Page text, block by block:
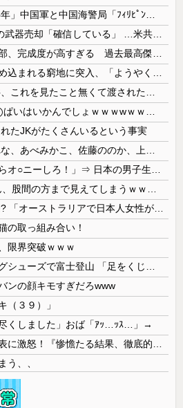
たJKがたくさんいるという事実
の取っ組み合い！
限界突破ｗｗｗ
ンの顔キモすぎだろwww
（３９）」
くしました」おば「ｱｯ…ｯｽ…」→
う、、